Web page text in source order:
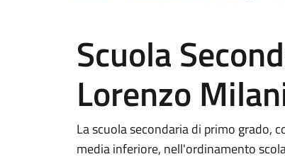
Scuola
Lorenzo
La scuola secondaria di primo grado,
media inferiore, nell'ordinamento